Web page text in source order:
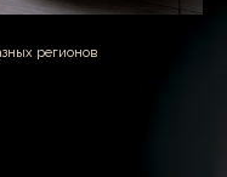
регионов